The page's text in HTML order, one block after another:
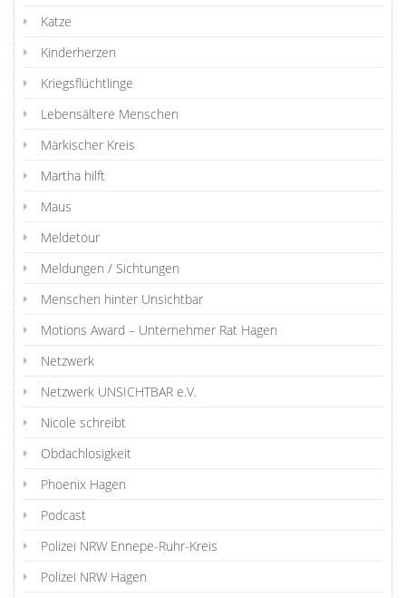
Katze
Kinderherzen
Kriegsflüchtlinge
Lebensältere Menschen
Märkischer Kreis
Martha hilft
Maus
Meldetour
Meldungen / Sichtungen
Menschen hinter Unsichtbar
Motions Award – Unternehmer Rat Hagen
Netzwerk
Netzwerk UNSICHTBAR e.V.
Nicole schreibt
Obdachlosigkeit
Phoenix Hagen
Podcast
Polizei NRW Ennepe-Ruhr-Kreis
Polizei NRW Hagen